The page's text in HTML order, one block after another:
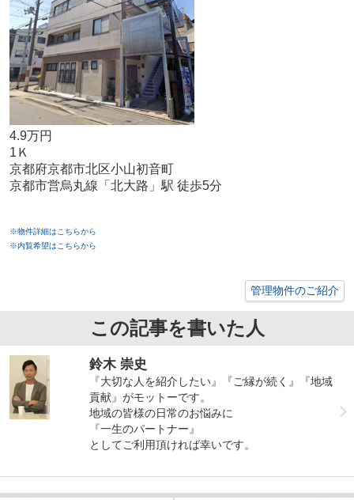
4.9万円
1Ｋ
京都府京都市北区小山初音町
京都市営烏丸線「北大路」駅 徒歩5分
※物件詳細はこちらから
※内覧希望はこちらから
管理物件のご紹介
この記事を書いた人
鈴木 崇史
『大切な人を紹介したい』『ご縁が続く』『地域
貢献』がモットーです。
地域の皆様の日常のお悩みに
『一生のパートナー』
としてご利用頂ければ幸いです。